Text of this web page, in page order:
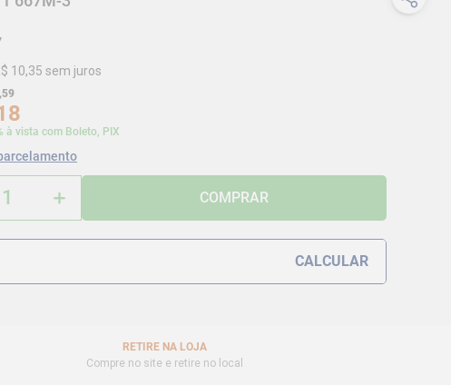
10,35 sem juros
,59
à vista com Boleto, PIX
＋ COMPRAR
RETIRE NA LOJA
Compre no site e retire no local